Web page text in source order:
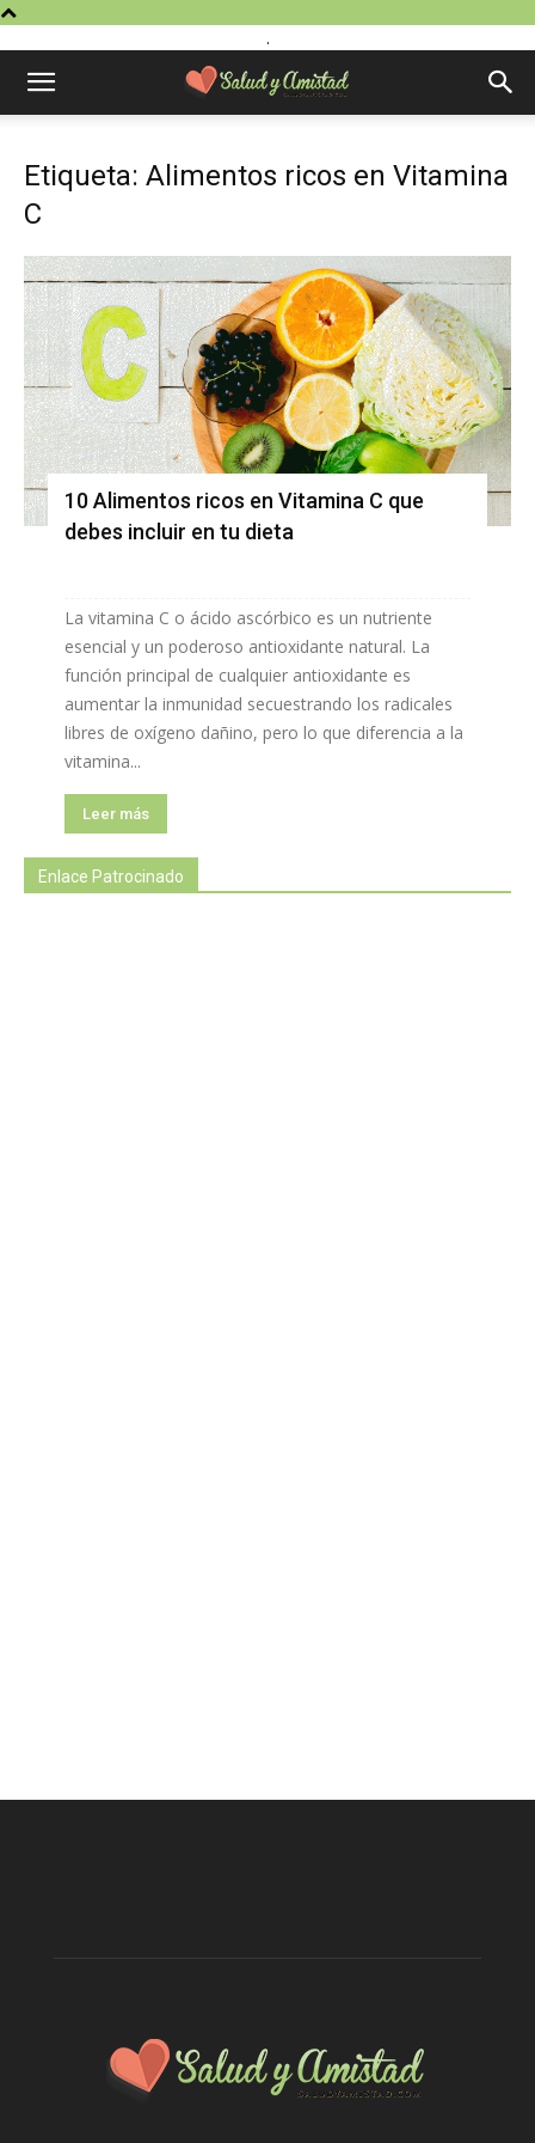
.
Etiqueta: Alimentos ricos en Vitamina
C
10 Alimentos ricos en Vitamina C que
debes incluir en tu dieta
La vitamina C o ácido ascórbico es un nutriente
esencial y un poderoso antioxidante natural. La
función principal de cualquier antioxidante es
aumentar la inmunidad secuestrando los radicales
libres de oxígeno dañino, pero lo que diferencia a la
vitamina...
Leer más
Enlace Patrocinado